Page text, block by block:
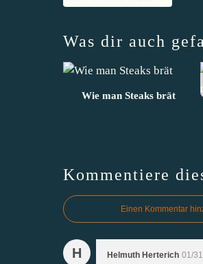
Was dir auch
Wie man Steaks brät
Kommentiere
Einen Kommentar
H Helmuth Herterich 01/